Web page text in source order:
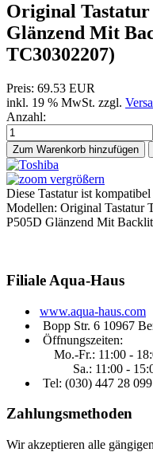
Original Tastatur
Glänzend Mit
TC30302207)
Preis: 69.53 EUR
inkl. 19 % MwSt. zzgl.
Anzahl:
Zum Warenkorb hinzufügen
vergrößern
Diese Tastatur ist
Modellen: Original Tastatur
P505D Glänzend Mit Backlit
Filiale Aqua-Haus
www.aqua-haus.com
Bopp Str. 6 10967
Öffnungszeiten:
Mo.-Fr.: 11:00 -
Sa.: 11:00 -
Tel: (030) 447 28 099
Zahlungsmethoden
Wir akzeptieren alle